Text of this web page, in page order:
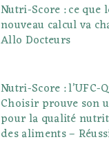
Nutri-Score : ce que
nouveau calcul va
Allo Docteurs
Nutri-Score : l’UFC-
Choisir prouve son
pour la qualité
des aliments –